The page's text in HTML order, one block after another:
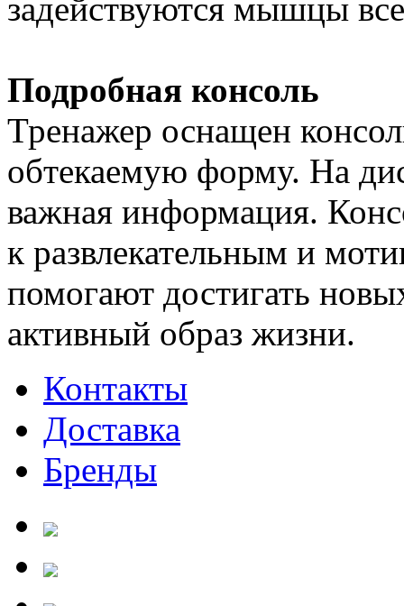
задействуются мышцы
Подробная консоль
Тренажер оснащен
обтекаемую форму. На
важная информация.
к развлекательным и
помогают достигать
активный образ жизни.
Контакты
Доставка
Бренды